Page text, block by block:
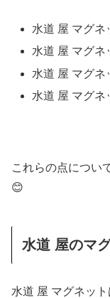
水道 屋 マグネ
水道 屋 マグネ
水道 屋 マグ
水道 屋 マグ
これらの点につい
😊
水道 屋のマ
水道 屋 マグネッ